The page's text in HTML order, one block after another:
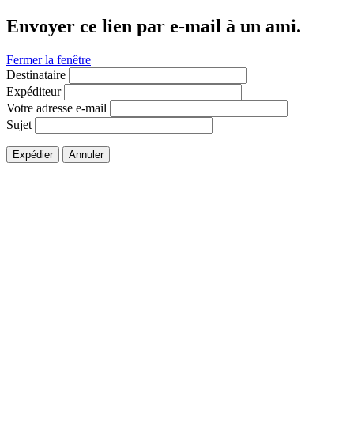
Envoyer ce lien par e-mail à un ami.
Fermer la fenêtre
Destinataire
Expéditeur
Votre adresse e-mail
Sujet
Expédier Annuler